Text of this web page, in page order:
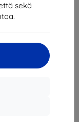
sekä